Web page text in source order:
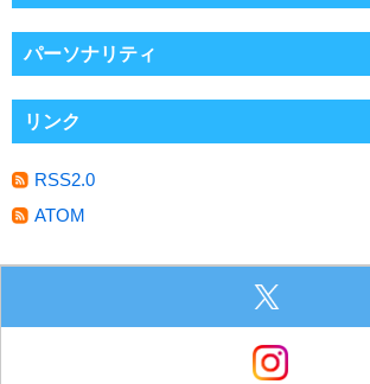
パーソナリティ
リンク
RSS2.0
ATOM